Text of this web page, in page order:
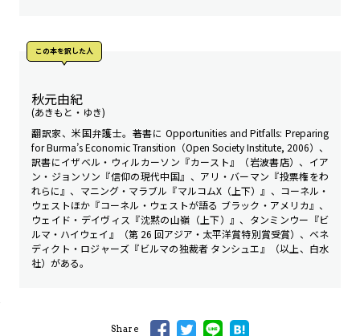
この本を訳した人
秋元由紀
(あきもと・ゆき)
翻訳家、米国弁護士。著書に Opportunities and Pitfalls: Preparing
for Burma’s Economic Transition（Open Society Institute, 2006）、
訳書にイザベル・ウィルカーソン『カースト』（岩波書店）、イア
ン・ジョンソン『信仰の現代中国』、アリ・バーマン『投票権をわ
れらに』、マニング・マラブル『マルコムX（上下）』、コーネル・
ウェストほか『コーネル・ウェストが語る ブラック・アメリカ』、
ウェイド・デイヴィス『沈黙の山嶺（上下）』、タンミンウー『ビ
ルマ・ハイウェイ』（第 26 回アジア・太平洋賞特別賞受賞）、ベネ
ディクト・ロジャーズ『ビルマの独裁者 タンシュエ』（以上、白水
社）がある。
Share